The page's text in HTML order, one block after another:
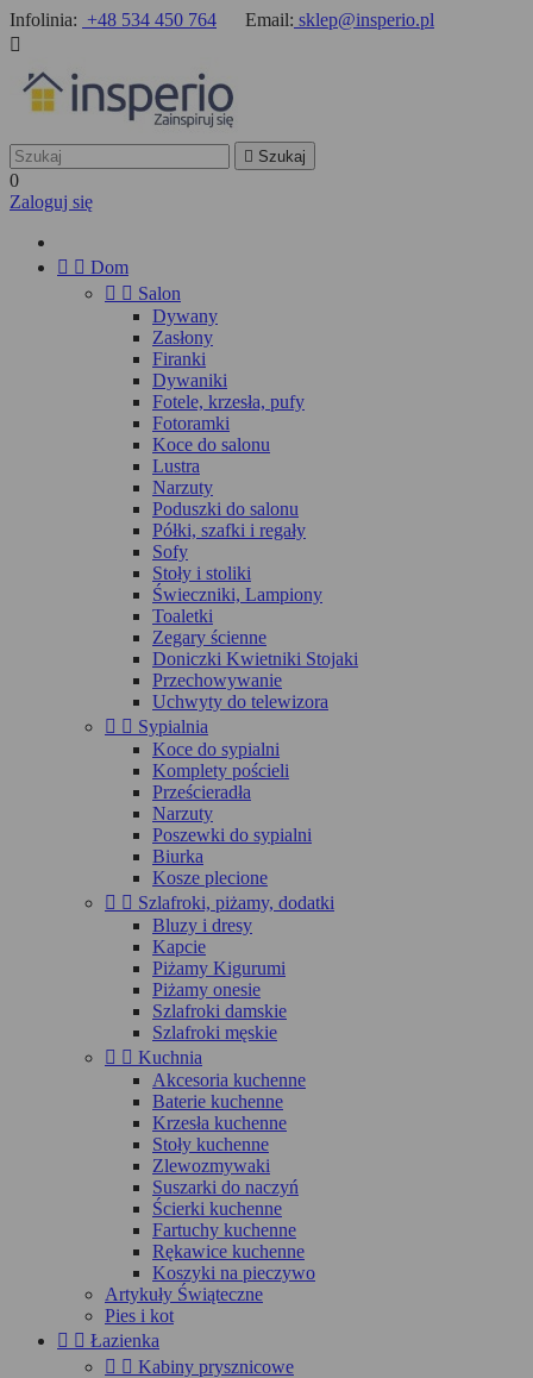
Infolinia: +48 534 450 764 Email: sklep@insperio.pl

 Szukaj
0
Zaloguj się
  Dom
  Salon
Dywany
Zasłony
Firanki
Dywaniki
Fotele, krzesła, pufy
Fotoramki
Koce do salonu
Lustra
Narzuty
Poduszki do salonu
Półki, szafki i regały
Sofy
Stoły i stoliki
Świeczniki, Lampiony
Toaletki
Zegary ścienne
Doniczki Kwietniki Stojaki
Przechowywanie
Uchwyty do telewizora
  Sypialnia
Koce do sypialni
Komplety pościeli
Prześcieradła
Narzuty
Poszewki do sypialni
Biurka
Kosze plecione
  Szlafroki, piżamy, dodatki
Bluzy i dresy
Kapcie
Piżamy Kigurumi
Piżamy onesie
Szlafroki damskie
Szlafroki męskie
  Kuchnia
Akcesoria kuchenne
Baterie kuchenne
Krzesła kuchenne
Stoły kuchenne
Zlewozmywaki
Suszarki do naczyń
Ścierki kuchenne
Fartuchy kuchenne
Rękawice kuchenne
Koszyki na pieczywo
Artykuły Świąteczne
Pies i kot
  Łazienka
  Kabiny prysznicowe